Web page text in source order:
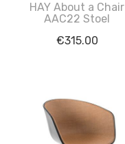
HAY About a Chair
AAC22 Stoel
€315.00